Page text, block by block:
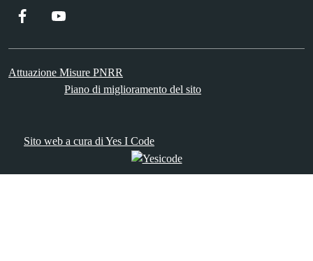
Facebook
Attuazione Misure PNRR
Piano di miglioramento del sito
Sito web a cura di Yes I Code